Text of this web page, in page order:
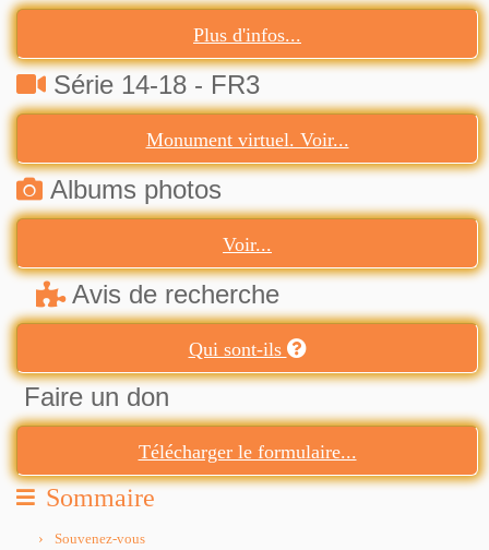
Plus d'infos...
Série 14-18 - FR3
Monument virtuel. Voir...
Albums photos
Voir...
Avis de recherche
Qui sont-ils
Faire un don
Télécharger le formulaire...
Sommaire
Souvenez-vous